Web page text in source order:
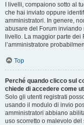
I livelli, compaiono sotto al
che hai inviato oppure
amministratori. In genere,
abusare del Forum
livello. La maggior parte dei
l’amministratore
Top
Perché quando clicco sul
chiede di accedere come
Solo gli utenti registrati
usando il modulo di invio
amministratori abbiano
uso scorretto o malevolo